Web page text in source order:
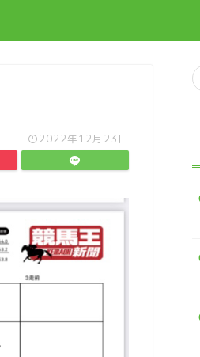
2022年12月23日